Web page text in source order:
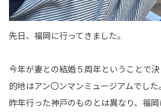
先日、福岡に行ってきました。
今年が妻との結婚５周年ということで
的地はアン〇ンマンミュージアムでした。
昨年行った神戸のものとは異なり、福